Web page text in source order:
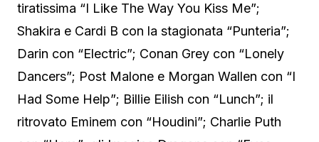
tiratissima “I Like The Way You Kiss Me”;
Shakira e Cardi B con la stagionata “Punteria”;
Darin con “Electric”; Conan Grey con “Lonely
Dancers”; Post Malone e Morgan Wallen con “I
Had Some Help”; Billie Eilish con “Lunch”; il
ritrovato Eminem con “Houdini”; Charlie Puth